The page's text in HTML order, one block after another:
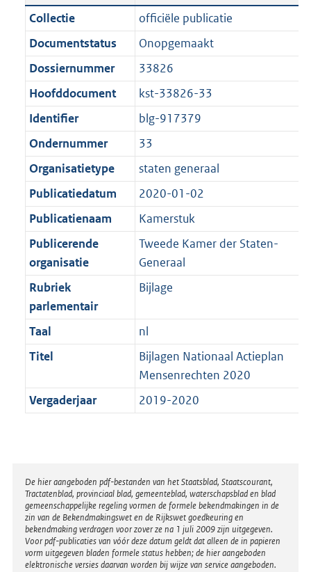
c
t
i
e
n
f
o
r
m
a
a
t
t
:
3
7
6
K
b
n
d
s
r
o
o
t
e
1
K
b
a
n
d
g
r
o
t
t
e
:
1
K
b
Collectie
officiële publicatie
Documentstatus
Onopgemaakt
Dossiernummer
33826
Hoofddocument
kst-33826-33
Identifier
blg-917379
Ondernummer
33
Organisatietype
staten generaal
Publicatiedatum
2020-01-02
Publicatienaam
Kamerstuk
Publicerende
organisatie
Tweede Kamer der Staten-
Generaal
Rubriek
parlementair
Bijlage
Taal
nl
Titel
Bijlagen Nationaal Actieplan
Mensenrechten 2020
Vergaderjaar
2019-2020
Disclaimer
De hier aangeboden pdf-bestanden van het Staatsblad, Staatscourant,
Tractatenblad, provinciaal blad, gemeenteblad, waterschapsblad en blad
gemeenschappelijke regeling vormen de formele bekendmakingen in de
zin van de Bekendmakingswet en de Rijkswet goedkeuring en
bekendmaking verdragen voor zover ze na 1 juli 2009 zijn uitgegeven.
Voor pdf-publicaties van vóór deze datum geldt dat alleen de in papieren
vorm uitgegeven bladen formele status hebben; de hier aangeboden
elektronische versies daarvan worden bij wijze van service aangeboden.